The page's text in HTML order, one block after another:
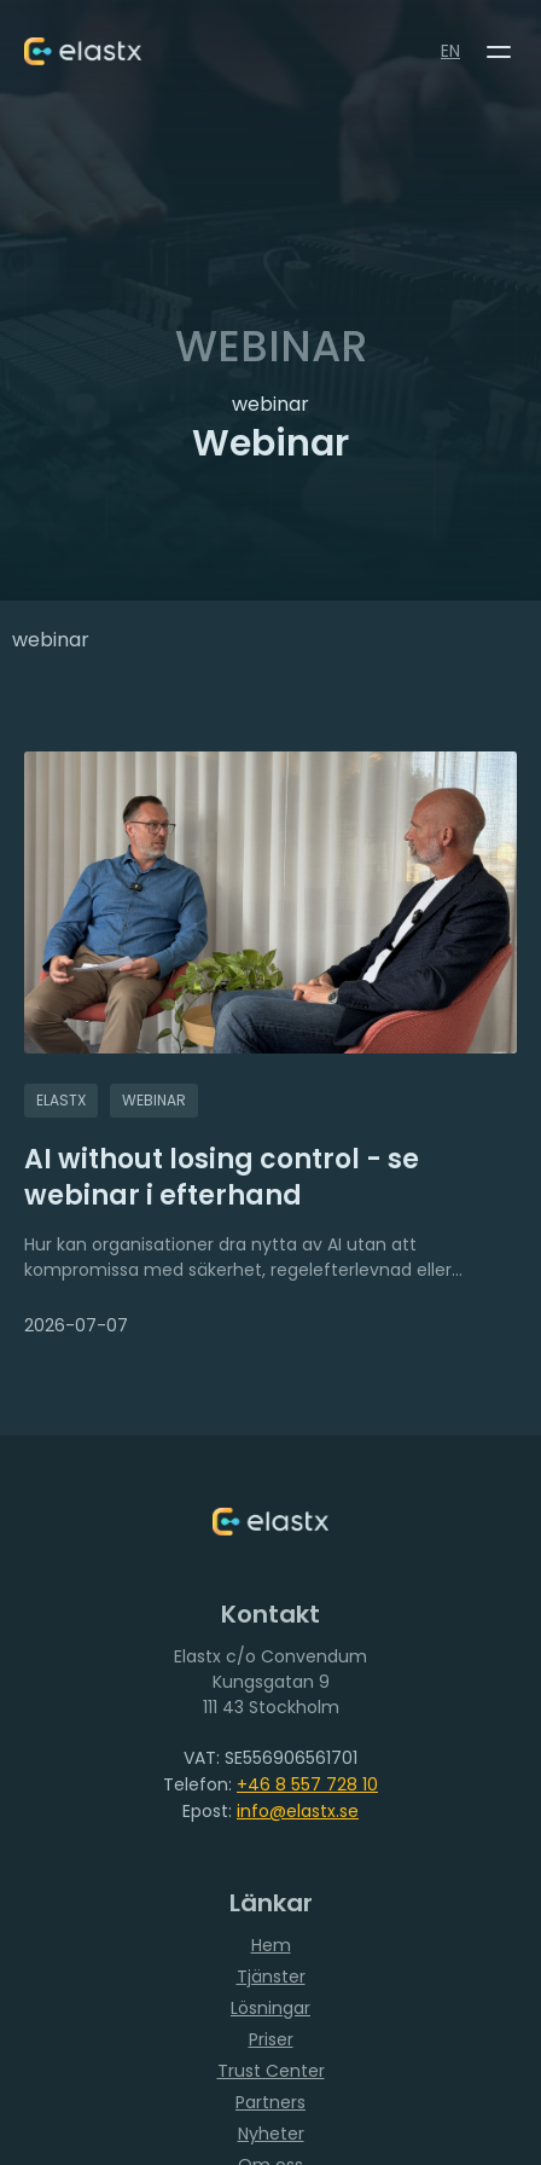
EN
WEBINAR
webinar
Webinar
webinar
ELASTX WEBINAR
AI without losing control - se
webinar i efterhand
Hur kan organisationer dra nytta av AI utan att
kompromissa med säkerhet, regelefterlevnad eller
webinar AI utan att tappa kontrollen, som vi genomförde
2026-07-07
Kontakt
Elastx c/o Convendum
111 43 Stockholm
VAT: SE556906561701
Telefon: +46 8 557 728 10
Epost: info@elastx.se
Länkar
Hem
Tjänster
Lösningar
Priser
Trust Center
Partners
Nyheter